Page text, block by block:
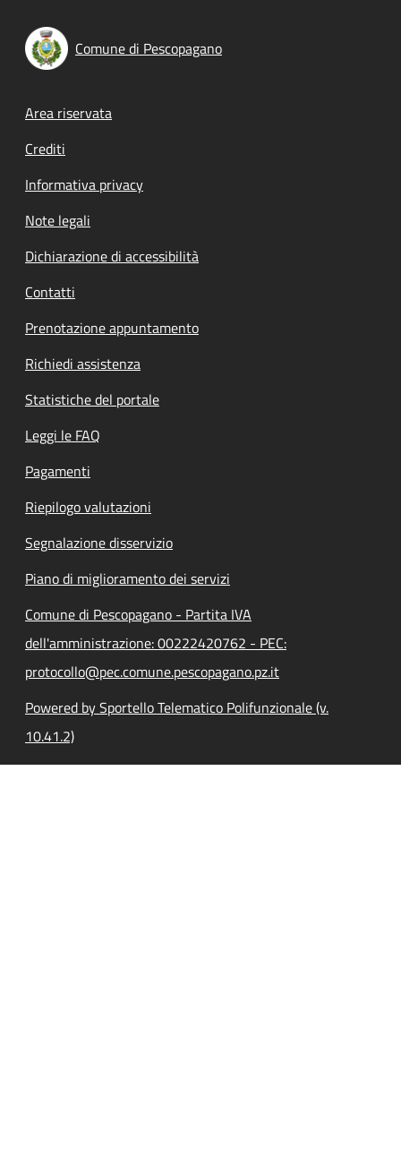
Comune di Pescopagano
Footer menu
Area riservata
Crediti
Informativa privacy
Note legali
Dichiarazione di accessibilità
Contatti
Prenotazione appuntamento
Richiedi assistenza
Statistiche del portale
Leggi le FAQ
Pagamenti
Riepilogo valutazioni
Segnalazione disservizio
Piano di miglioramento dei servizi
Comune di Pescopagano - Partita IVA
dell'amministrazione: 00222420762 - PEC:
protocollo@pec.comune.pescopagano.pz.it
Powered by Sportello Telematico Polifunzionale (v.
10.41.2)